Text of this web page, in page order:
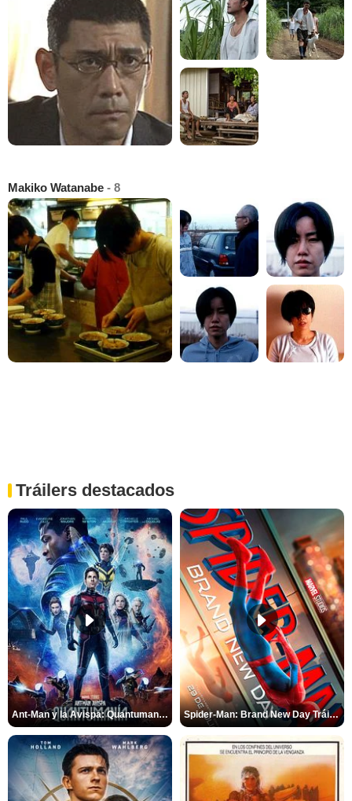
Makiko Watanabe - 8
Tráilers destacados
Ant-Man y la Avispa: Quantumanía Tráiler (2) Spider-Man: Brand New Day Tráiler (3)